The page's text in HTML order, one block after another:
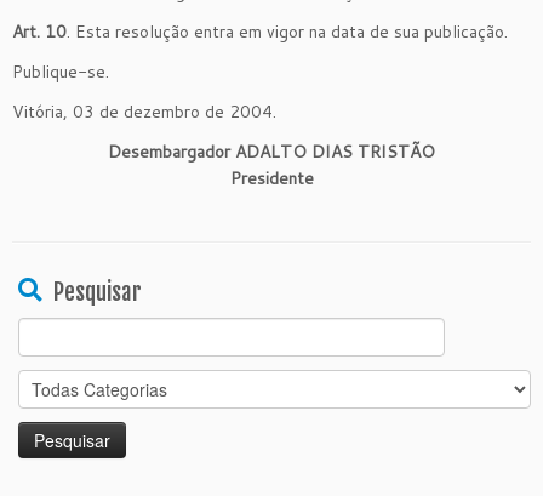
Art. 10. Esta resolução entra em vigor na data de sua publicação.
Publique-se.
Vitória, 03 de dezembro de 2004.
Desembargador ADALTO DIAS TRISTÃO
Presidente
Pesquisar
Search
for: